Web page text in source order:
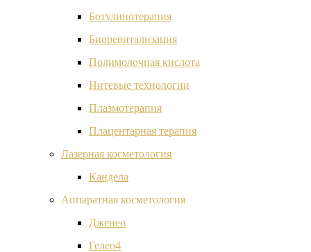
Ботулинотерапия
Биоревитализация
Полимолочная кислота
Нитевые технологии
Плазмотерапия
Плацентарная терапия
Лазерная косметология
Кандела
Аппаратная косметология
Дженео
Гелео4